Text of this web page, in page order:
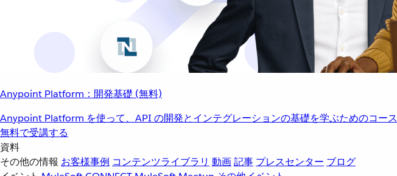
Anypoint Platform：開発基礎 (無料)
Anypoint Platform を使って、API の開発とインテグレーションの基礎を学ぶためのコース
無料で受講する
資料
その他の情報 お客様事例 コンテンツライブラリ 動画記事 プレスセンター ブログ